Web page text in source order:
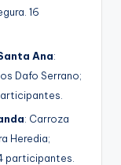
16
Ana:
Dafo Serrano;
: Carroza
Heredia;
participantes.